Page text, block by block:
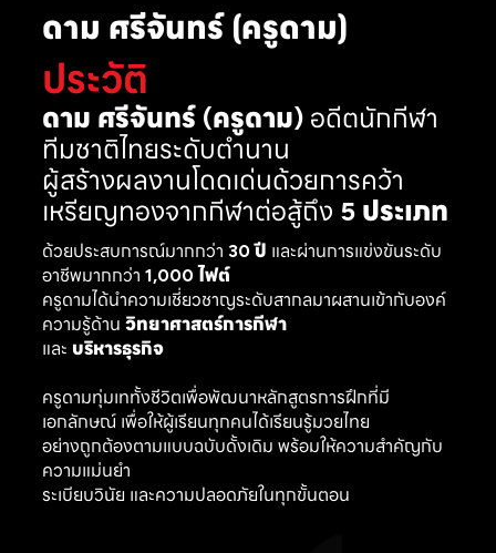
ดาม ศรีจันทร์ (ครูดาม)
ประวัติ
ดาม ศรีจันทร์ (ครูดาม)อดีตนักกีฬา
ทีมชาติไทยระดับตำนาน
ผู้สร้างผลงานโดดเด่นด้วยการคว้า
เหรียญทองจากกีฬาต่อสู้ถึง 5 ประเภท
ด้วยประสบการณ์มากกว่า 30 ปี และผ่านการแข่งขันระดับ
อาชีพมากกว่า 1,000 ไฟต์
ครูดามได้นำความเชี่ยวชาญระดับสากลมาผสานเข้ากับองค์
ความรู้ด้าน วิทยาศาสตร์การกีฬา
และ บริหารธุรกิจ
ครูดามทุ่มเททั้งชีวิตเพื่อพัฒนาหลักสูตรการฝึกที่มี
เอกลักษณ์ เพื่อให้ผู้เรียนทุกคนได้เรียนรู้มวยไทย
อย่างถูกต้องตามแบบฉบับดั้งเดิม พร้อมให้ความสำคัญกับ
ความแม่นยำ
ระเบียบวินัย และความปลอดภัยในทุกขั้นตอน